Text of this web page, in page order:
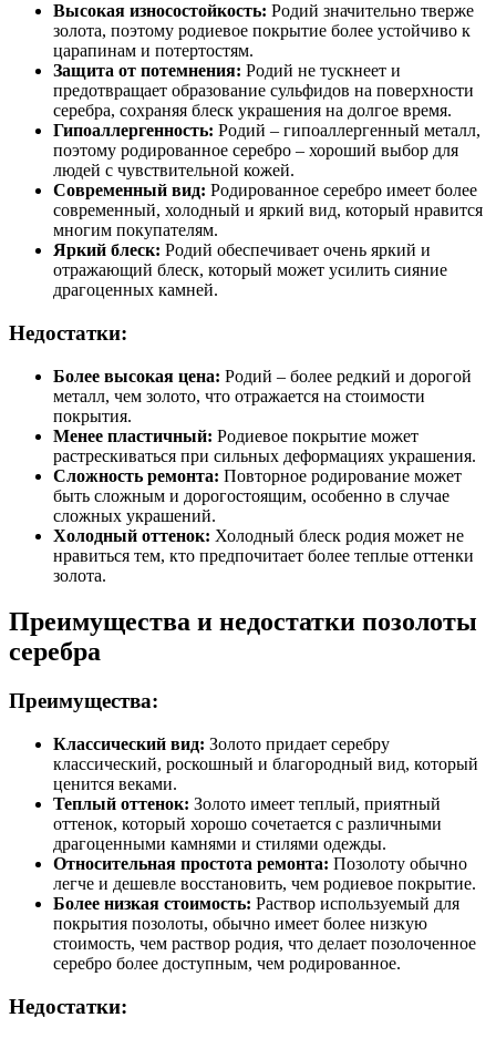
Высокая износостойкость: Родий значительно тверже
золота, поэтому родиевое покрытие более устойчиво к
царапинам и потертостям.
Защита от потемнения: Родий не тускнеет и
предотвращает образование сульфидов на поверхности
серебра, сохраняя блеск украшения на долгое время.
Гипоаллергенность: Родий – гипоаллергенный металл,
поэтому родированное серебро – хороший выбор для
людей с чувствительной кожей.
Современный вид: Родированное серебро имеет более
современный, холодный и яркий вид, который нравится
многим покупателям.
Яркий блеск: Родий обеспечивает очень яркий и
отражающий блеск, который может усилить сияние
драгоценных камней.
Недостатки:
Более высокая цена: Родий – более редкий и дорогой
металл, чем золото, что отражается на стоимости
покрытия.
Менее пластичный: Родиевое покрытие может
растрескиваться при сильных деформациях украшения.
Сложность ремонта: Повторное родирование может
быть сложным и дорогостоящим, особенно в случае
сложных украшений.
Холодный оттенок: Холодный блеск родия может не
нравиться тем, кто предпочитает более теплые оттенки
золота.
Преимущества и недостатки позолоты
серебра
Преимущества:
Классический вид: Золото придает серебру
классический, роскошный и благородный вид, который
ценится веками.
Теплый оттенок: Золото имеет теплый, приятный
оттенок, который хорошо сочетается с различными
драгоценными камнями и стилями одежды.
Относительная простота ремонта: Позолоту обычно
легче и дешевле восстановить, чем родиевое покрытие.
Более низкая стоимость: Раствор используемый для
покрытия позолоты, обычно имеет более низкую
стоимость, чем раствор родия, что делает позолоченное
серебро более доступным, чем родированное.
Недостатки: